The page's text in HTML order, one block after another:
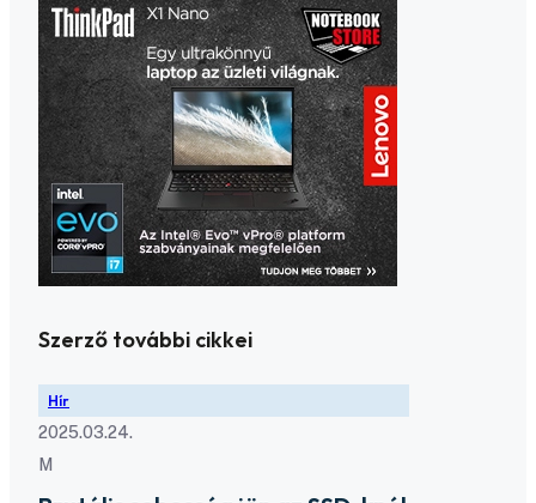
Szerző további cikkei
Hír
2025.03.24.
M